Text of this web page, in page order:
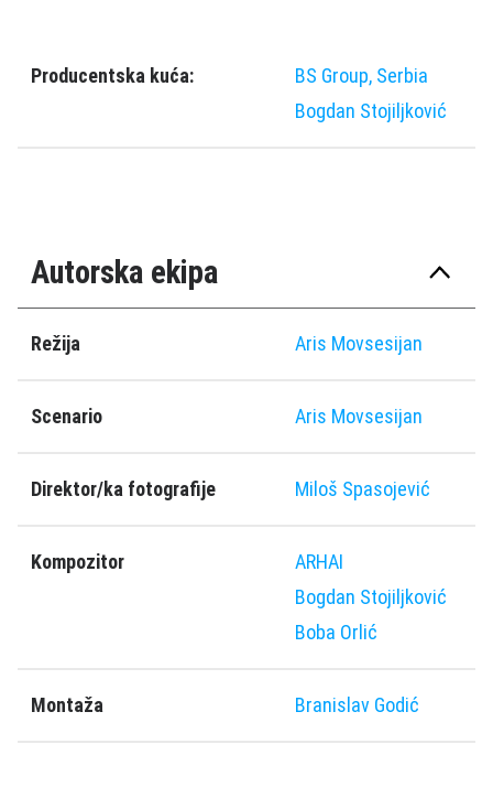
Producentska kuća:
BS Group, Serbia
Bogdan Stojiljković
Autorska ekipa
Režija Aris Movsesijan
Scenario Aris Movsesijan
Direktor/ka fotografije Miloš Spasojević
Kompozitor
ARHAI
Bogdan Stojiljković
Boba Orlić
Montaža Branislav Godić